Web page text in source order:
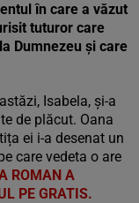
în care a văzut
tuturor care
Dumnezeu și care
Isabela, și-a
de plăcut. Oana
ei i-a desenat un
care vedeta o are
ROMAN A
PE GRATIS.